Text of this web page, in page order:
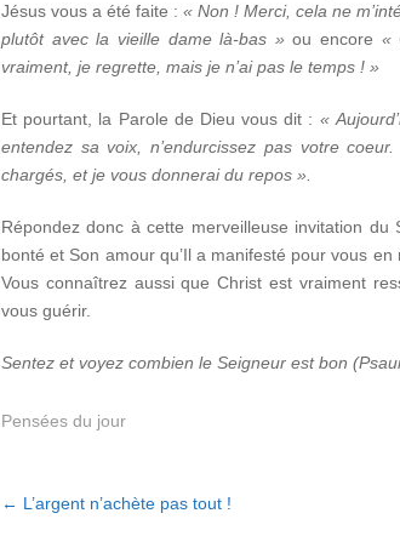
Jésus vous a été faite : « Non ! Merci, cela ne
plutôt avec la vieille dame là-bas » ou encore «
vraiment, je regrette, mais je n’ai pas le temps ! »
Et pourtant, la Parole de Dieu vous dit : «
entendez sa voix, n’endurcissez pas votre
chargés, et je vous donnerai du repos ».
Répondez donc à cette merveilleuse invitation
bonté et Son amour qu’Il a manifesté pour vous
Vous connaîtrez aussi que Christ est vraiment
vous guérir.
Sentez et voyez combien le Seigneur est bon
Pensées du jour
POST
← L’argent n’achète pas tout !